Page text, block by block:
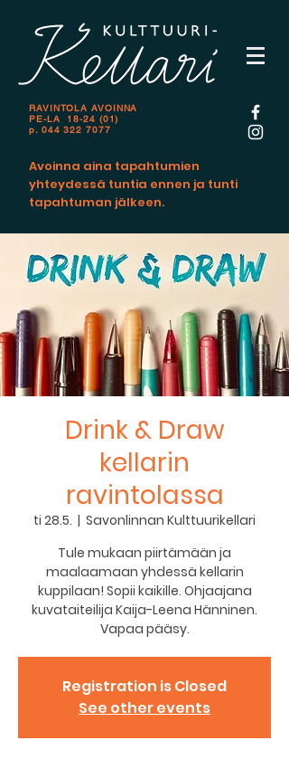
RAVINTOLA AVOINNA
PE-LA 18-24 (01)
p. 044 322 7077
Avoinna aina tapahtumien
yhteydessä tuntia ennen ja tunti
tapahtuman jälkeen.
Drink & Draw
kellarin
ravintolassa
ti 28.5.
  |
Savonlinnan Kulttuurikellari
Tule mukaan piirtämään ja
maalaamaan yhdessä kellarin
kuppilaan! Sopii kaikille. Ohjaajana
kuvataiteilija Kaija-Leena Hänninen.
Vapaa pääsy.
Registration is Closed
See other events